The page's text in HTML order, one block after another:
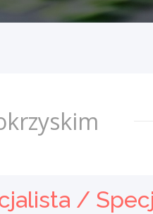
Klient
dzisiaj